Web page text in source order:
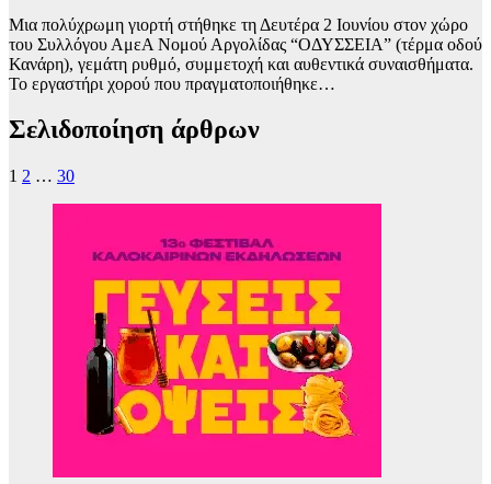
Μια πολύχρωμη γιορτή στήθηκε τη Δευτέρα 2 Ιουνίου στον χώρο
του Συλλόγου ΑμεΑ Νομού Αργολίδας “ΟΔΥΣΣΕΙΑ” (τέρμα οδού
Κανάρη), γεμάτη ρυθμό, συμμετοχή και αυθεντικά συναισθήματα.
Το εργαστήρι χορού που πραγματοποιήθηκε…
Σελιδοποίηση άρθρων
1 2 … 30